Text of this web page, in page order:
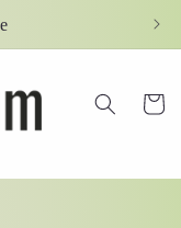
Cart